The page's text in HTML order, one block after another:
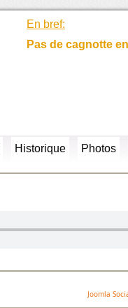
En bref:
Pas de cagnotte
Historique Photos
Joomla